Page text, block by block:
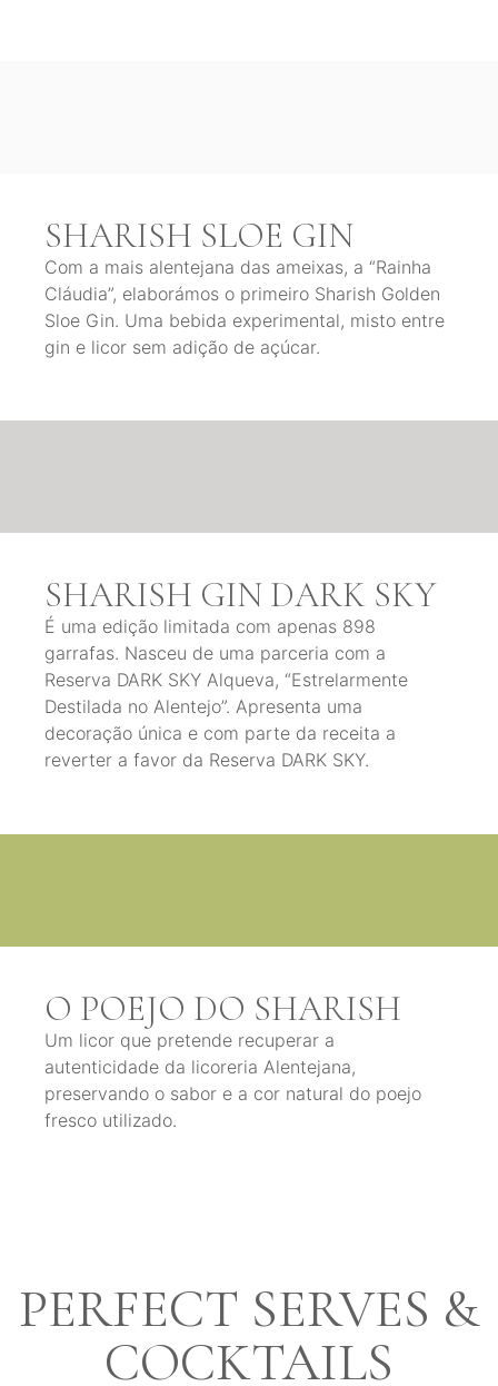
SHARISH SLOE GIN
Com a mais alentejana das ameixas, a “Rainha
Cláudia”, elaborámos o primeiro Sharish Golden
Sloe Gin. Uma bebida experimental, misto entre
gin e licor sem adição de açúcar.
SHARISH GIN DARK SKY
É uma edição limitada com apenas 898
garrafas. Nasceu de uma parceria com a
Reserva DARK SKY Alqueva, “Estrelarmente
Destilada no Alentejo”. Apresenta uma
decoração única e com parte da receita a
reverter a favor da Reserva DARK SKY.
O POEJO DO SHARISH
Um licor que pretende recuperar a
autenticidade da licoreria Alentejana,
preservando o sabor e a cor natural do poejo
fresco utilizado.
PERFECT SERVES &
COCKTAILS